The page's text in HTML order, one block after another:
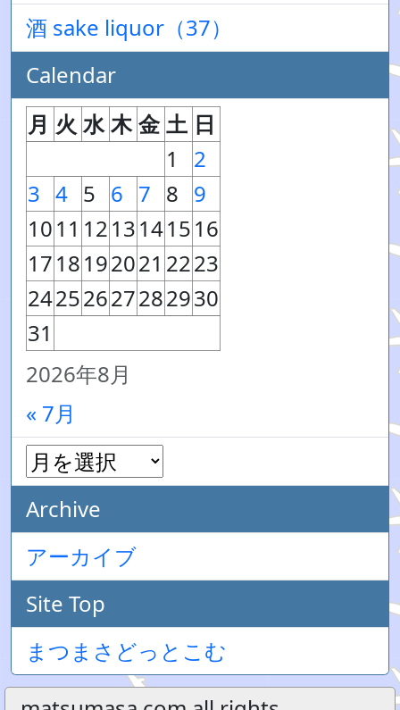
酒 sake liquor（37）
Calendar
2026年8月
月 火 水 木 金 土 日
1
2
3 4 5 6 7 8 9
1011 1213141516
1718192021 2223
24252627282930
31
« 7月
Archive
アーカイブ
Site Top
まつまさどっとこむ